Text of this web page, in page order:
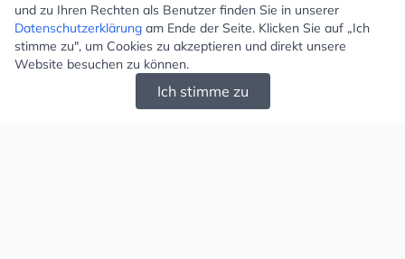
und zu Ihren Rechten als Benutzer finden Sie in unserer
Datenschutzerklärung am Ende der Seite. Klicken Sie auf „Ich
stimme zu", um Cookies zu akzeptieren und direkt unsere
Website besuchen zu können.
Ich stimme zu